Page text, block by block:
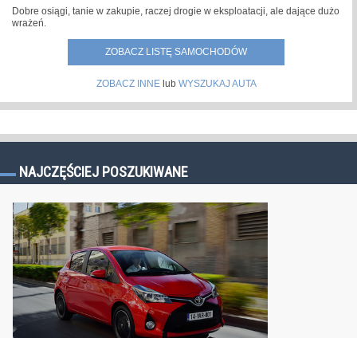
Dobre osiągi, tanie w zakupie, raczej drogie w eksploatacji, ale dające dużo
wrażeń.
ZOBACZ LISTĘ SAMOCHODÓW
ZOBACZ INNElub WYSZUKAJ AUTA
NAJCZĘŚCIEJ POSZUKIWANE